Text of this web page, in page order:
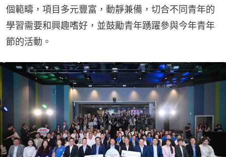
個範疇，項目多元豐富，動靜兼備，切合不同青年的
學習需要和興趣嗜好，並鼓勵青年踴躍參與今年青年
節的活動。